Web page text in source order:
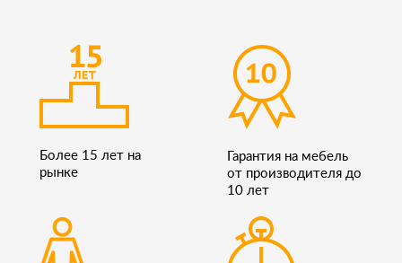
Более 15 лет на
рынке
Гарантия на мебель
от производителя до
10 лет